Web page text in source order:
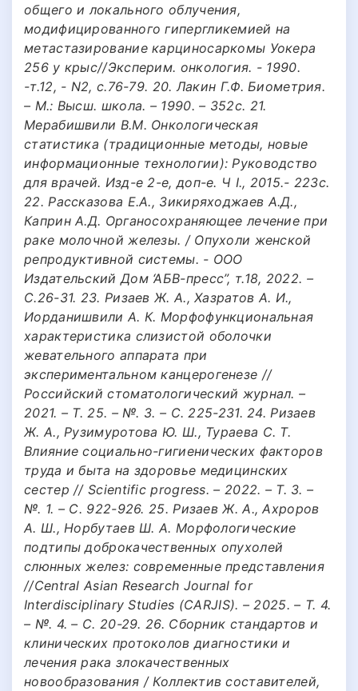
общего и локального облучения,
модифицированного гипергликемией на
метастазирование карциносаркомы Уокера
256 у крыс//Эксперим. онкология. - 1990.
-т.12, - N2, с.76-79. 20. Лакин Г.Ф. Биометрия.
– М.: Высш. школа. – 1990. – 352с. 21.
Мерабишвили В.М. Онкологическая
статистика (традиционные методы, новые
информационные технологии): Руководство
для врачей. Изд-е 2-е, доп-е. Ч I., 2015.- 223с.
22. Рассказова Е.А., Зикиряходжаев А.Д.,
Каприн А.Д. Органосохраняющее лечение при
раке молочной железы. / Опухоли женской
репродуктивной системы. - ООО
Издательский Дом ‘АБВ-пресс”, т.18, 2022. –
С.26-31. 23. Ризаев Ж. А., Хазратов А. И.,
Иорданишвили А. К. Морфофункциональная
характеристика слизистой оболочки
жевательного аппарата при
экспериментальном канцерогенезе //
Российский стоматологический журнал. –
2021. – Т. 25. – №. 3. – С. 225-231. 24. Ризаев
Ж. А., Рузимуротова Ю. Ш., Тураева С. Т.
Влияние социально-гигиенических факторов
труда и быта на здоровье медицинских
сестер // Scientific progress. – 2022. – Т. 3. –
№. 1. – С. 922-926. 25. Ризаев Ж. А., Ахроров
А. Ш., Норбутаев Ш. А. Морфологические
подтипы доброкачественных опухолей
слюнных желез: современные представления
//Central Asian Research Journal for
Interdisciplinary Studies (CARJIS). – 2025. – Т. 4.
– №. 4. – С. 20-29. 26. Сборник стандартов и
клинических протоколов диагностики и
лечения рака злокачественных
новообразования / Коллектив составителей,